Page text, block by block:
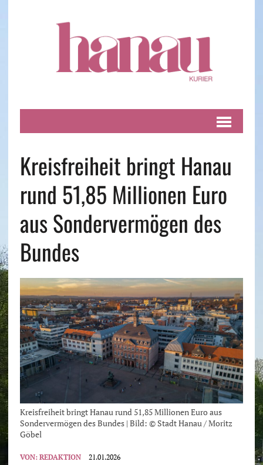
Kreisfreiheit bringt Hanau
rund 51,85 Millionen Euro
aus Sondervermögen des
Bundes
Kreisfreiheit bringt Hanau rund 51,85 Millionen Euro aus
Sondervermögen des Bundes | Bild: © Stadt Hanau / Moritz
Göbel
VON: REDAKTION 21.01.2026